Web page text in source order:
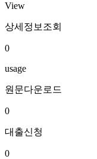
View
상세정보조회
0
usage
원문다운로드
0
대출신청
0